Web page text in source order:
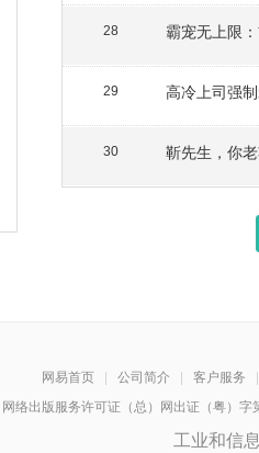
28 霸宠无上限
29 高冷上司强
30 靳先生，你
网易首页 | 公司简介 | 客户服务
|
网络出版服务许可证（总）网出证（粤）
工业和信